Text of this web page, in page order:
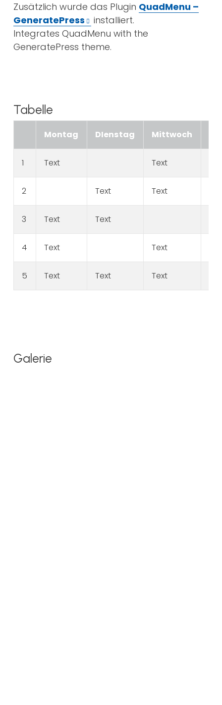
Zusätzlich wurde das Plugin QuadMenu –
GeneratePress
installiert.
Integrates QuadMenu with the
GeneratePress theme.
Tabelle
Montag DIenstag Mittwoch
1 Text Text
2 Text Text
3 Text Text
4 Text Text
5 Text Text Text
Galerie